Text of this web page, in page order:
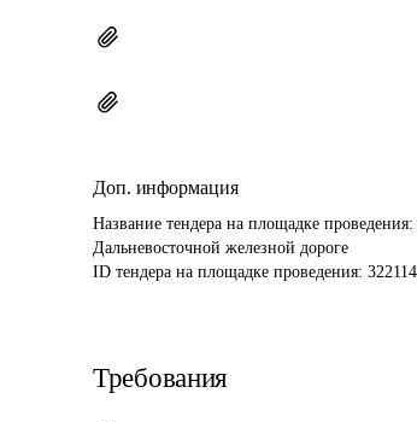
Доп. информация
Название тендера на площадке проведения:
Дальневосточной железной дороге
ID тендера на площадке проведения:
Требования